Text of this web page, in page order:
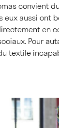
convient
aussi ont
en
Pour
textile